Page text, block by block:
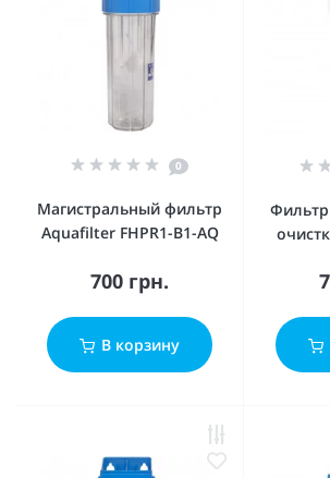
0
Магистральный фильтр
Aquafilter FHPR1-B1-AQ
700 грн.
В корзину